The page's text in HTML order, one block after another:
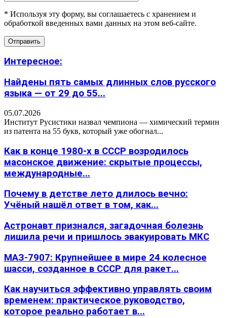
* Используя эту форму, вы соглашаетесь с хранением и
обработкой введенных вами данных на этом веб-сайте.
Интересное:
Найдены пять самых длинных слов русского
языка — от 29 до 55...
05.07.2026
Институт Русистики назвал чемпиона — химический термин
из патента на 55 букв, который уже обогнал...
Как в конце 1980-х в СССР возродилось
масонское движение: скрытые процессы,
международные...
Почему в детстве лето длилось вечно:
Учёный нашёл ответ в том, как...
Астронавт признался, загадочная болезнь
лишила речи и пришлось эвакуировать МКС
МАЗ-7907: Крупнейшее в мире 24 колесное
шасси, созданное в СССР для ракет...
Как научиться эффективно управлять своим
временем: практическое руководство,
которое реально работает в...